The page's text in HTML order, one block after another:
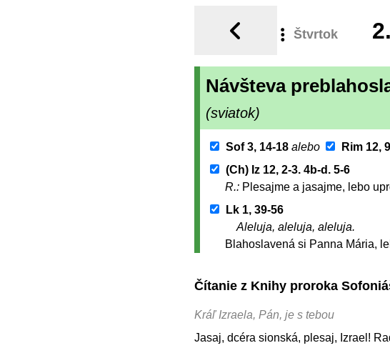
Štvrtok 2.
Návšteva
(sviatok)
Sof 3, 14-18 alebo
Rim 12,
(Ch) Iz 12, 2-3. 4b-d. 5-6
R.: Plesajme a jasajme, lebo
Lk 1, 39-56
Aleluja, aleluja, aleluja.
Blahoslavená si Panna Mária,
Čítanie z Knihy proroka
Kráľ Izraela, Pán, je s tebou
Jasaj, dcéra sionská, plesaj, Izrael!